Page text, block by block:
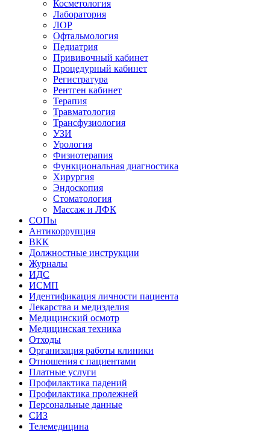
Косметология
Лаборатория
ЛОР
Офтальмология
Педиатрия
Прививочный кабинет
Процедурный кабинет
Регистратура
Рентген кабинет
Терапия
Травматология
Трансфузиология
УЗИ
Урология
Физиотерапия
Функциональная диагностика
Хирургия
Эндоскопия
Стоматология
Массаж и ЛФК
СОПы
Антикоррупция
ВКК
Должностные инструкции
Журналы
ИДС
ИСМП
Идентификация личности пациента
Лекарства и медизделия
Медицинский осмотр
Медицинская техника
Отходы
Организация работы клиники
Отношения с пациентами
Платные услуги
Профилактика падений
Профилактика пролежней
Персональные данные
СИЗ
Телемедицина